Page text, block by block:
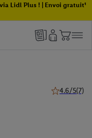
Lidl Plus ! | Envoi gratuit¹
4.6/5(7)